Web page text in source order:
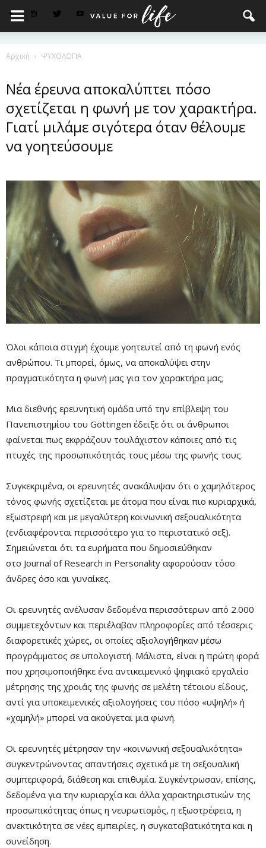
Αρχική ΨΥΧΟΛΟΓΙΑ
Νέα έρευνα αποκαλύπτει πόσο
σχετίζεται η φωνή με τον χαρακτήρα.
Γιατί μιλάμε σιγότερα όταν θέλουμε
να γοητεύσουμε
Όλοι κάποια στιγμή έχουμε γοητευτεί από τη φωνή ενός
ανθρώπου. Τι μπορεί, όμως, να αποκαλύψει στην
πραγματικότητα η φωνή μας για τον χαρακτήρα μας;
Remaining
-0:00
Mute
Μια διεθνής ερευνητική ομάδα υπό την επίβλεψη του
Πανεπιστημίου του Göttingen έδειξε ότι οι άνθρωποι
φαίνεται πως εκφράζουν τουλάχιστον κάποιες από τις
πτυχές της προσωπικότητάς τους μέσω της φωνής τους.
Συγκεκριμένα, οι ερευνητές ανακάλυψαν ότι ο χαμηλότερος
τόνος φωνής σχετίζεται με άτομα που είναι πιο κυριαρχικά,
εξωστρεφή και με μεγαλύτερη κοινωνική σεξουαλικότητα
(ενδιαφέρονται περισσότερο για το περιστατικό σεξ).
Σημειώνεται ότι τα ευρήματα που δημοσιεύθηκαν
στο Journal of Research in Personality αφορούσαν τόσο
άνδρες όσο και γυναίκες.
Οι ερευνητές ανέλυσαν δεδομένα περισσότερων από 2.000
συμμετεχόντων και περιέλαβαν πληροφορίες από τέσσερις
διαφορετικές χώρες, οι οποίες αξιολογήθηκαν μέσω
προγράμματος σε υπολογιστή. Μάλιστα, είναι η πρώτη φορά
που χρησιμοποιήθηκε ένα αντικειμενικό ψηφιακό εργαλείο
μέτρησης της χροιάς της φωνής σε μελέτη τέτοιου είδους,
αντί για υποκειμενικές αξιολογήσεις του πόσο «υψηλή» ή
«χαμηλή» μπορεί να ακούγεται μια φωνή.
Οι ερευνητές μέτρησαν την «κοινωνική σεξουαλικότητα»
συγκεντρώνοντας απαντήσεις σχετικά με τη σεξουαλική
συμπεριφορά, διάθεση και επιθυμία. Συγκέντρωσαν, επίσης,
δεδομένα για την κυριαρχία και άλλα χαρακτηριστικών της
προσωπικότητας όπως η νευρωτισμός, η εξωστρέφεια, η
ανεκτικότητα σε νέες εμπειρίες, η συγκαταβατικότητα και η
συνείδηση.